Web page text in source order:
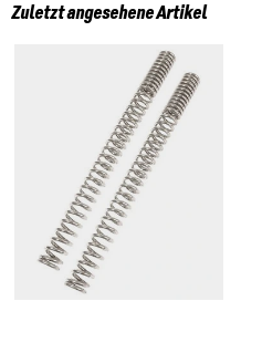
Zuletzt angesehene Artikel